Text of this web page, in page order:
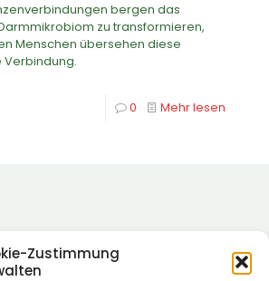
Zustimmung
bergen das
zu transformieren,
Menschen übersehen diese
0 Mehr lesen